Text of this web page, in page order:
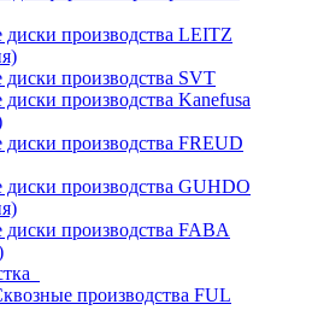
производства LEITZ
производства SVT
производства Kanefusa
производства FREUD
производства GUHDO
производства FABA
производства FUL